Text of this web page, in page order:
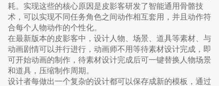
耗。实现这些的核心原因是皮影客研发了智能通用骨骼技
术，可以实现不同任务角色之间动作相互套用，并且动作符
合每个人物动作的个性化。
在最新版本的皮影客中，设计人物、场景、道具等素材、与
动画剧情可以并行进行，动画师不用等待素材设计完成，即
可开始动画的制作，待素材设计完成后可一键替换人物场景
和道具，压缩制作周期。
设计者每做出一个复杂的设计都可以保存成新的模板，通过